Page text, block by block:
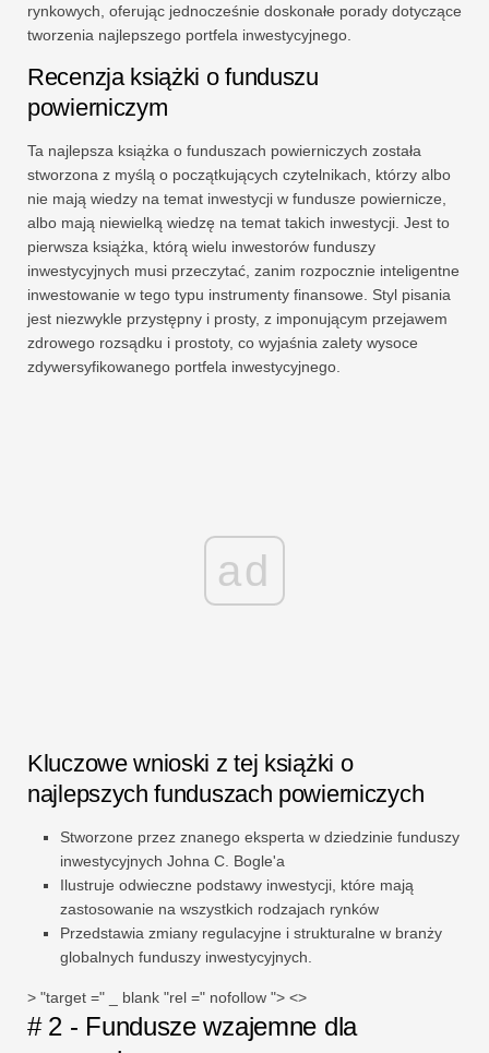
rynkowych, oferując jednocześnie doskonałe porady dotyczące
tworzenia najlepszego portfela inwestycyjnego.
Recenzja książki o funduszu
powierniczym
Ta najlepsza książka o funduszach powierniczych została
stworzona z myślą o początkujących czytelnikach, którzy albo
nie mają wiedzy na temat inwestycji w fundusze powiernicze,
albo mają niewielką wiedzę na temat takich inwestycji. Jest to
pierwsza książka, którą wielu inwestorów funduszy
inwestycyjnych musi przeczytać, zanim rozpocznie inteligentne
inwestowanie w tego typu instrumenty finansowe. Styl pisania
jest niezwykle przystępny i prosty, z imponującym przejawem
zdrowego rozsądku i prostoty, co wyjaśnia zalety wysoce
zdywersyfikowanego portfela inwestycyjnego.
ad
Kluczowe wnioski z tej książki o
najlepszych funduszach powierniczych
Stworzone przez znanego eksperta w dziedzinie funduszy
inwestycyjnych Johna C. Bogle'a
Ilustruje odwieczne podstawy inwestycji, które mają
zastosowanie na wszystkich rodzajach rynków
Przedstawia zmiany regulacyjne i strukturalne w branży
globalnych funduszy inwestycyjnych.
> "target =" _ blank "rel =" nofollow "> <>
# 2 - Fundusze wzajemne dla